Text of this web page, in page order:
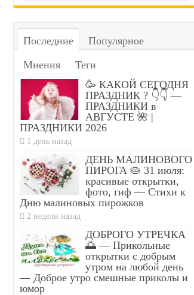
Последние
Популярное
Мнения
Теги
🥳 КАКОЙ СЕГОДНЯ
ПРАЗДНИК ? 👇👇 —
ПРАЗДНИКИ в
АВГУСТЕ 🌺 |
ПРАЗДНИКИ 2026
1 день назад
ДЕНЬ МАЛИНОВОГО
ПИРОГА 🥧 31 июля:
красивые открытки,
фото, гиф — Стихи к
Дню малиновых пирожков
2 недели назад
ДОБРОГО УТРЕЧКА
🌅 — Прикольные
открытки с добрым
утром на любой день
— Доброе утро смешные приколы и
юмор